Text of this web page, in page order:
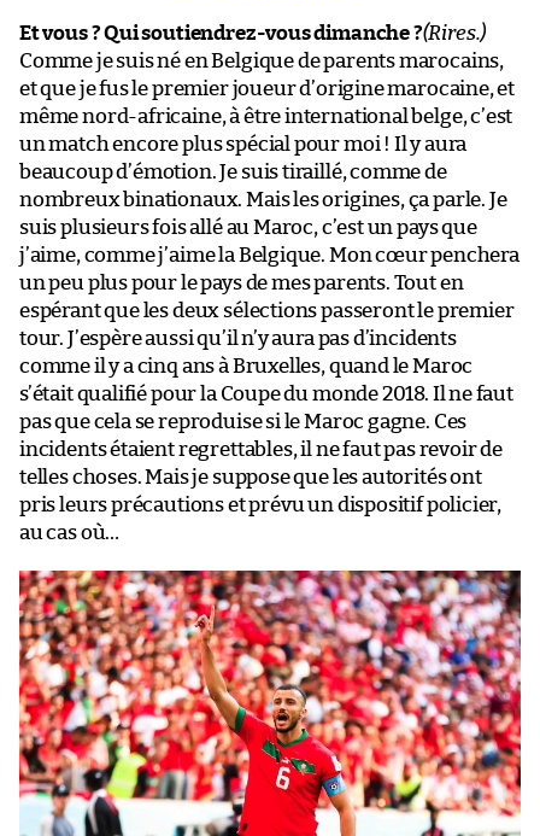
Et vous ? Qui soutiendrez-vous dimanche ?(Rires.)
Comme je suis né en Belgique de parents marocains,
et que je fus le premier joueur d’origine marocaine, et
même nord-africaine, à être international belge, c’est
un match encore plus spécial pour moi ! Il y aura
beaucoup d’émotion. Je suis tiraillé, comme de
nombreux binationaux. Mais les origines, ça parle. Je
suis plusieurs fois allé au Maroc, c’est un pays que
j’aime, comme j’aime la Belgique. Mon cœur penchera
un peu plus pour le pays de mes parents. Tout en
espérant que les deux sélections passeront le premier
tour. J’espère aussi qu’il n’y aura pas d’incidents
comme il y a cinq ans à Bruxelles, quand le Maroc
s’était qualifié pour la Coupe du monde 2018. Il ne faut
pas que cela se reproduise si le Maroc gagne. Ces
incidents étaient regrettables, il ne faut pas revoir de
telles choses. Mais je suppose que les autorités ont
pris leurs précautions et prévu un dispositif policier,
au cas où…